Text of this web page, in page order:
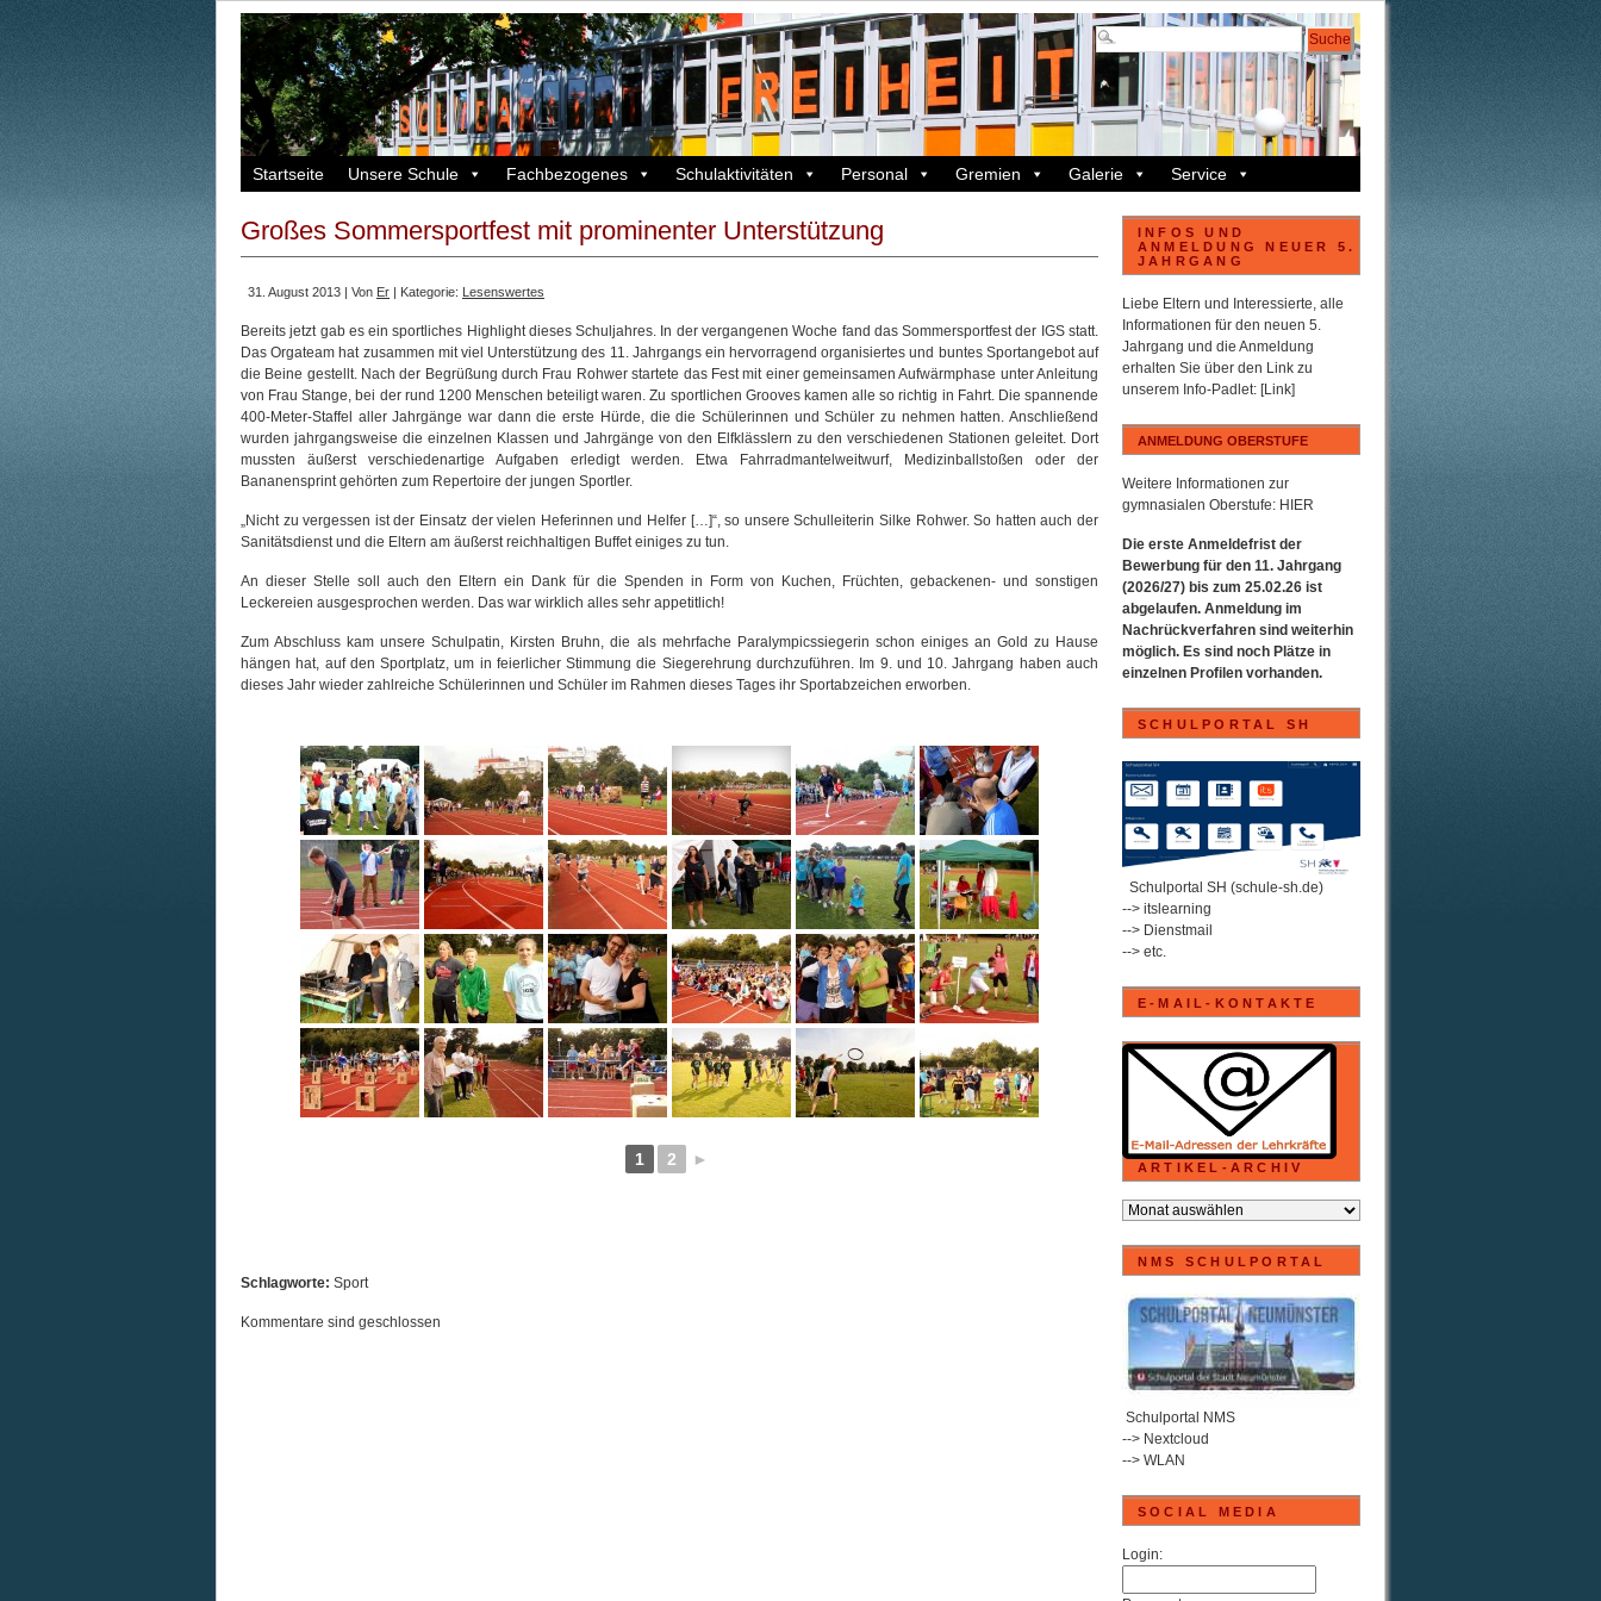
Startseite Unsere Schule Fachbezogenes Schulaktivitäten Personal Gremien Galerie Service
Großes Sommersportfest mit prominenter Unterstützung
31. August 2013 | Von Er | Kategorie: Lesenswertes
Bereits jetzt gab es ein sportliches Highlight dieses Schuljahres. In der vergangenen Woche fand das Sommersportfest der IGS statt.
Das Orgateam hat zusammen mit viel Unterstützung des 11. Jahrgangs ein hervorragend organisiertes und buntes Sportangebot auf
die Beine gestellt. Nach der Begrüßung durch Frau Rohwer startete das Fest mit einer gemeinsamen Aufwärmphase unter Anleitung
von Frau Stange, bei der rund 1200 Menschen beteiligt waren. Zu sportlichen Grooves kamen alle so richtig in Fahrt. Die spannende
400-Meter-Staffel aller Jahrgänge war dann die erste Hürde, die die Schülerinnen und Schüler zu nehmen hatten. Anschließend
wurden jahrgangsweise die einzelnen Klassen und Jahrgänge von den Elfklässlern zu den verschiedenen Stationen geleitet. Dort
mussten äußerst verschiedenartige Aufgaben erledigt werden. Etwa Fahrradmantelweitwurf, Medizinballstoßen oder der
Bananensprint gehörten zum Repertoire der jungen Sportler.
„Nicht zu vergessen ist der Einsatz der vielen Heferinnen und Helfer […]“, so unsere Schulleiterin Silke Rohwer. So hatten auch der
Sanitätsdienst und die Eltern am äußerst reichhaltigen Buffet einiges zu tun.
An dieser Stelle soll auch den Eltern ein Dank für die Spenden in Form von Kuchen, Früchten, gebackenen- und sonstigen
Leckereien ausgesprochen werden. Das war wirklich alles sehr appetitlich!
Zum Abschluss kam unsere Schulpatin, Kirsten Bruhn, die als mehrfache Paralympicssiegerin schon einiges an Gold zu Hause
hängen hat, auf den Sportplatz, um in feierlicher Stimmung die Siegerehrung durchzuführen. Im 9. und 10. Jahrgang haben auch
dieses Jahr wieder zahlreiche Schülerinnen und Schüler im Rahmen dieses Tages ihr Sportabzeichen erworben.
1 2 ►
Schlagworte: Sport
Kommentare sind geschlossen
INFOS UND
ANMELDUNG NEUER 5.
JAHRGANG
Liebe Eltern und Interessierte, alle
Informationen für den neuen 5.
Jahrgang und die Anmeldung
erhalten Sie über den Link zu
unserem Info-Padlet: [Link]
ANMELDUNG OBERSTUFE
Weitere Informationen zur
gymnasialen Oberstufe: HIER
Die erste Anmeldefrist der
Bewerbung für den 11. Jahrgang
(2026/27) bis zum 25.02.26 ist
abgelaufen. Anmeldung im
Nachrückverfahren sind weiterhin
möglich. Es sind noch Plätze in
einzelnen Profilen vorhanden.
SCHULPORTAL SH
Schulportal SH (schule-sh.de)
--> itslearning
--> Dienstmail
--> etc.
E-MAIL-KONTAKTE
ARTIKEL-ARCHIV
ARTIKEL-
NMS SCHULPORTAL
Schulportal NMS
--> Nextcloud
--> WLAN
SOCIAL MEDIA
Login: